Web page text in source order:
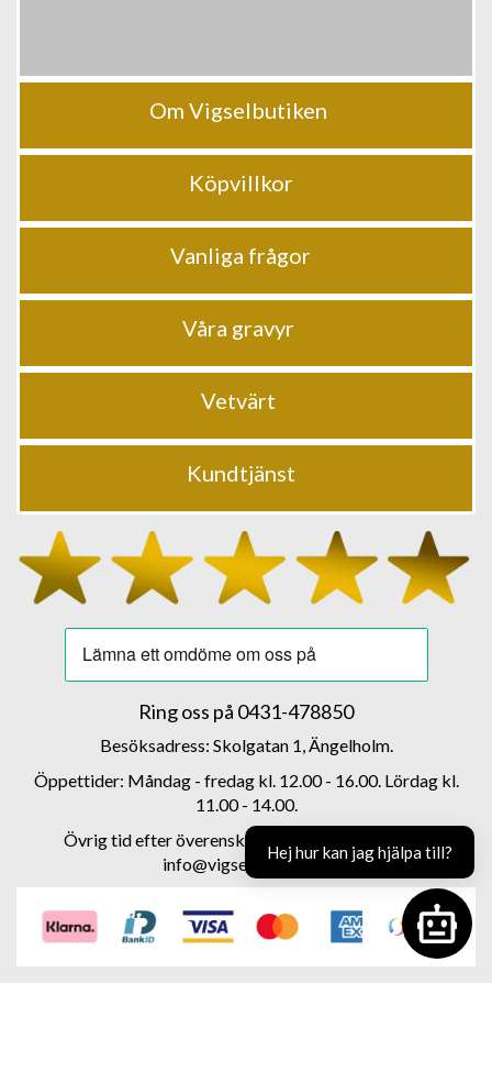
Om Vigselbutiken
Köpvillkor
Vanliga frågor
Våra gravyr
Vetvärt
Kundtjänst
Ring oss på 0431-478850
Besöksadress: Skolgatan 1, Ängelholm.
Öppettider: Måndag - fredag kl. 12.00 - 16.00. Lördag kl.
11.00 - 14.00.
Övrig tid efter överenskommelse 0708 - 856278
info@vigselbutiken.se
Open
Hej hur kan jag hjälpa till?